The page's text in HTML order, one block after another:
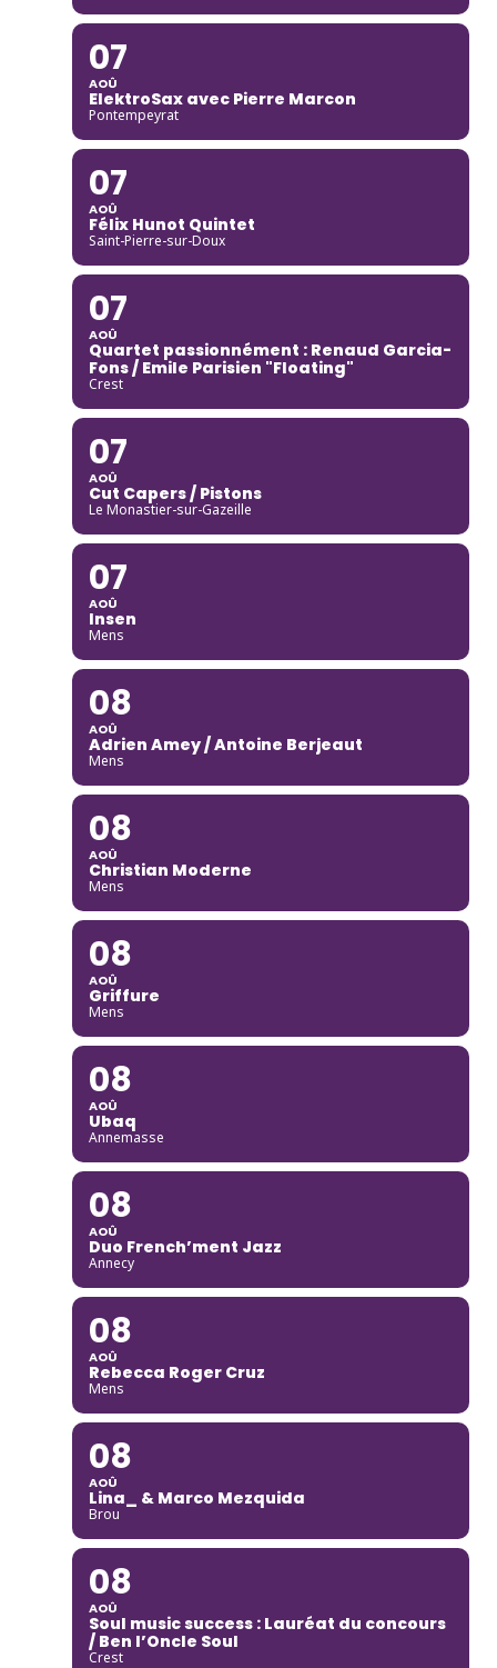
07
AOÛ
ElektroSax avec Pierre Marcon
Pontempeyrat
07
AOÛ
Félix Hunot Quintet
Saint-Pierre-sur-Doux
07
AOÛ
Quartet passionnément : Renaud Garcia-
Fons / Emile Parisien "Floating"
Crest
07
AOÛ
Cut Capers / Pistons
Le Monastier-sur-Gazeille
07
AOÛ
Insen
Mens
08
AOÛ
Adrien Amey / Antoine Berjeaut
Mens
08
AOÛ
Christian Moderne
Mens
08
AOÛ
Griffure
Mens
08
AOÛ
Ubaq
Annemasse
08
AOÛ
Duo French’ment Jazz
Annecy
08
AOÛ
Rebecca Roger Cruz
Mens
08
AOÛ
Lina_ & Marco Mezquida
Brou
08
AOÛ
Soul music success : Lauréat du concours
/ Ben l’Oncle Soul
Crest